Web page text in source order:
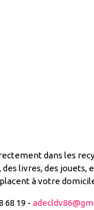
dans les
livres, des jouets,
à votre
68 19 -